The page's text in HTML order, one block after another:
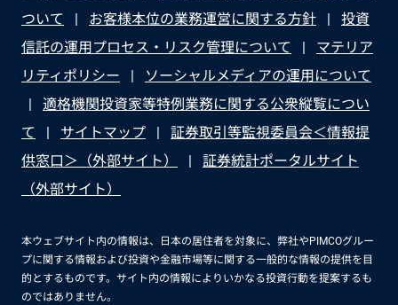
ついて
お客様本位の業務運営に関する方針
投資
信託の運用プロセス・リスク管理について
マテリア
リティポリシー
ソーシャルメディアの運用について
適格機関投資家等特例業務に関する公衆縦覧につい
て
サイトマップ
証券取引等監視委員会＜情報提
供窓口＞（外部サイト）
証券統計ポータルサイト
（外部サイト）
本ウェブサイト内の情報は、日本の居住者を対象に、弊社やPIMCOグルー
プに関する情報および投資や金融市場等に関する一般的な情報の提供を目
的とするものです。サイト内の情報によりいかなる投資行動を提案するも
のではありません。